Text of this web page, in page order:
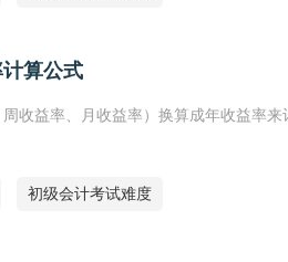
算公式
收益率、月收益率）换算成年收益率
初级会计考试难度